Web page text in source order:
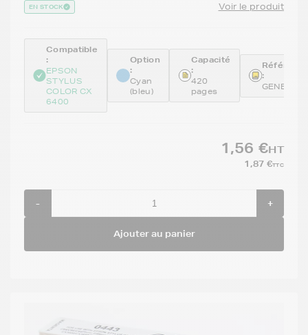
EN STOCK Voir le produit
Compatible
:
EPSON
STYLUS
COLOR CX
6400
Option
:
Cyan
(bleu)
Capacité
:
420
pages
:
GENE442
1,56 €HT
1,87 €TTC
- +
Ajouter au panier